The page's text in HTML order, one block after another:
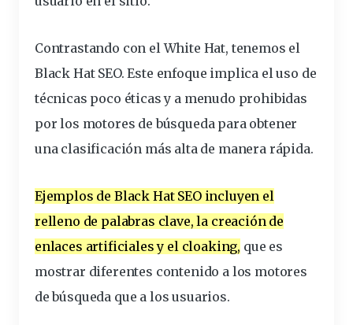
Contrastando con el White Hat, tenemos el
Black Hat SEO. Este enfoque implica el uso de
técnicas poco éticasy a menudo prohibidas
por los motores de búsqueda para obtener
una clasificación más alta de manera rápida.
Ejemplos de Black Hat SEO incluyen el
relleno de palabras clave, la creación de
enlaces artificiales y el cloaking, que es
mostrar diferentes contenido a los motores
de búsqueda que a los usuarios.